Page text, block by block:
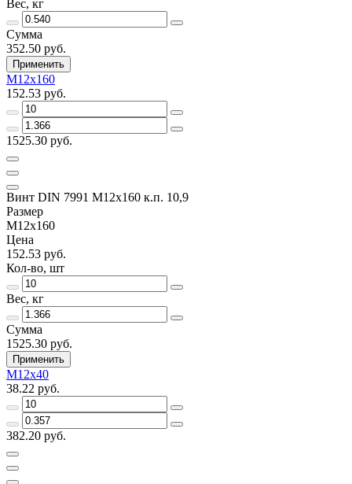
Вес, кг
Сумма
352.50 руб.
Применить
M12х160
152.53 руб.
1525.30 руб.
Винт DIN 7991 M12х160 к.п. 10,9
Размер
M12х160
Цена
152.53 руб.
Кол-во, шт
Вес, кг
Сумма
1525.30 руб.
Применить
M12х40
38.22 руб.
382.20 руб.